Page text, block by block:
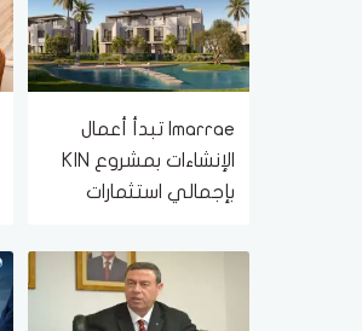
Imarrae تبدأ أعمال
الإنشاءات بمشروع KIN
بإجمالي استثمارات